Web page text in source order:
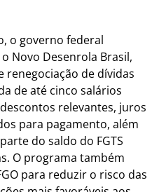
o governo federal
Novo Desenrola Brasil,
renegociação de dívidas
de até cinco salários
relevantes, juros
para pagamento, além
do saldo do FGTS
O programa também
para reduzir o risco das